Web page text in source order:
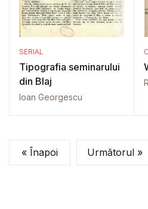
SERIAL
Tipografia seminarului
din Blaj
Ioan Georgescu
« Înapoi Următorul »